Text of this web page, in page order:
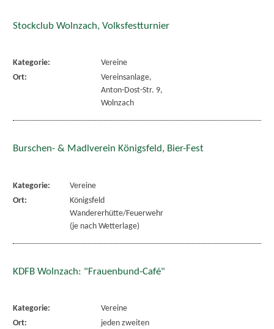
Stockclub Wolnzach, Volksfestturnier
Kategorie:
Vereine
Ort:
Vereinsanlage,
Anton-Dost-Str. 9,
Wolnzach
Burschen- & Madlverein Königsfeld, Bier-Fest
Kategorie:
Vereine
Ort:
Königsfeld
Wandererhütte/Feuerwehr
(je nach Wetterlage)
KDFB Wolnzach: "Frauenbund-Café"
Kategorie:
Vereine
Ort:
jeden zweiten